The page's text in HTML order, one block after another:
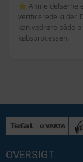
⭐ Anmeldelserne
verificerede kilder.
kan vedrøre både
købsprocessen.
OVERSIGT